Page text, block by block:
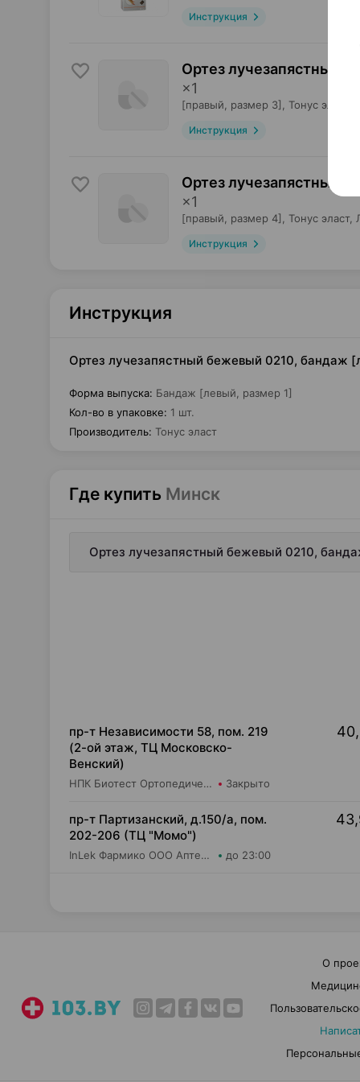
Инструкция
Ортез лучезапястный
×1
[правый, размер 3], Тонус эласт
Инструкция
Ортез лучезапястный
×1
[правый, размер 4], Тонус эласт,
Инструкция
Инструкция
Ортез лучезапястный бежевый 0210, бандаж
Форма выпуска: Бандаж [левый, размер 1]
Кол-во в упаковке: 1 шт.
Производитель: Тонус эласт
Где купить Минск
Ортез лучезапястный бежевый 0210,
пр-т Независимости 58, пом. 219
(2-ой этаж, ТЦ Московско-
Венский)
НПК Биотест Ортопедический салон "Будь в тонусе" Закрыто
пр-т Партизанский, д.150/а, пом.
202-206 (ТЦ "Момо")
InLek Фармико ООО Аптека №26 до 23:00
О